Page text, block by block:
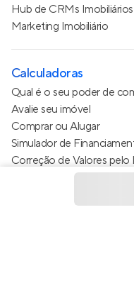
Hub de CRMs Imobiliários
Marketing Imobiliário
Calculadoras
Qual é o seu poder de
Avalie seu imóvel
Comprar ou Alugar
Simulador de
Correção de Valores
Estimativa de valor do